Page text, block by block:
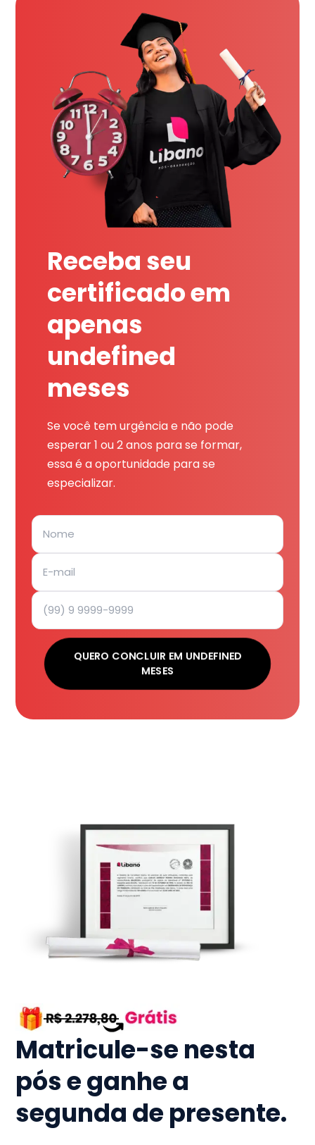
Receba seu
certificado em
apenas
undefined
meses
Se você tem urgência e não pode
esperar 1 ou 2 anos para se formar,
essa é a oportunidade para se
especializar.
QUERO CONCLUIR EM UNDEFINED
MESES
Matricule-se nesta
pós e ganhe a
segunda de presente.